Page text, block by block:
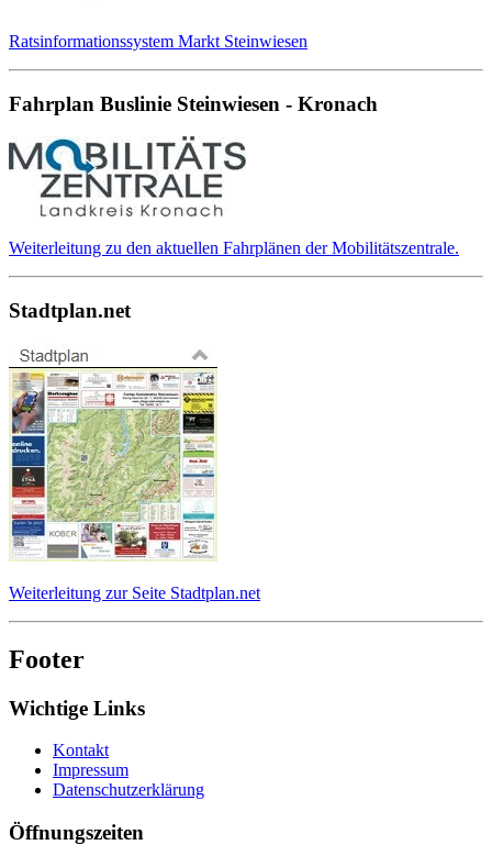
Ratsinformationssystem Markt Steinwiesen
Fahrplan Buslinie Steinwiesen - Kronach
Weiterleitung zu den aktuellen Fahrplänen der Mobilitätszentrale.
Stadtplan.net
Weiterleitung zur Seite Stadtplan.net
Footer
Wichtige Links
Kontakt
Impressum
Datenschutzerklärung
Öffnungszeiten